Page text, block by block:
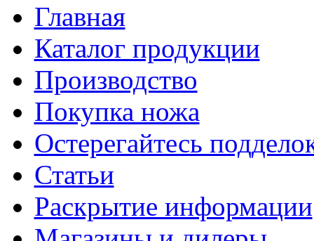
Главная
Каталог продукции
Производство
Покупка ножа
Остерегайтесь
Статьи
Раскрытие информации